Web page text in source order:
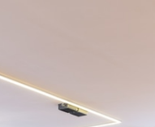
Fashion Cham
bei Fischer
Cham — Tel: